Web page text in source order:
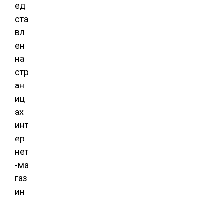
ед
ста
вл
ен
на
стр
ан
иц
ах
инт
ер
нет
-ма
газ
ин